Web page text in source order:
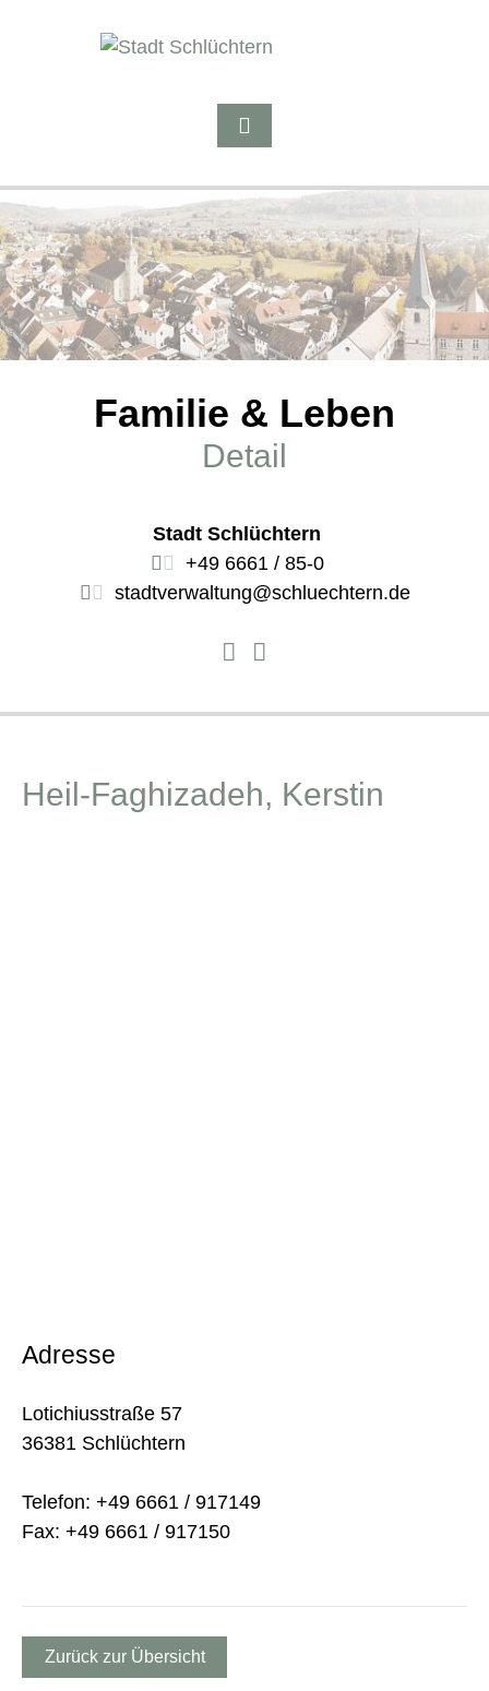
Familie & Leben
Detail
Stadt Schlüchtern
+49 6661 / 85-0
stadtverwaltung@schluechtern.de
Heil-Faghizadeh, Kerstin
Adresse
Lotichiusstraße 57
36381 Schlüchtern
Telefon: +49 6661 / 917149
Fax: +49 6661 / 917150
Zurück zur Übersicht